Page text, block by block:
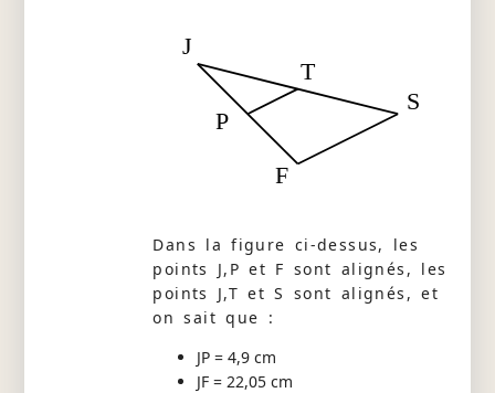
S
J
F
P
T
Dans la figure ci-dessus, les
points J,P et F sont alignés, les
points J,T et S sont alignés, et
on sait que :
JP = 4,9 cm
JF = 22,05 cm